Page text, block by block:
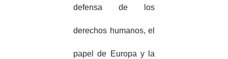
defensa de los
derechos humanos, el
papel de Europa y la